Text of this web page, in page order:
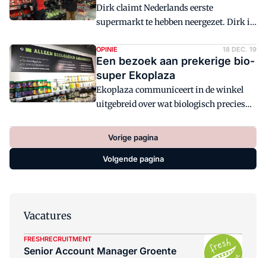
de nummer 4 van Duitsland en de
nummer 8 van de wereld.
Dirk claimt Nederlands eerste
supermarkt te hebben neergezet. Dirk is
als je '30 Seconds' speelt: roep gewoon
'Supermarkt met rode tas'. Probeer dat
maar eens met willekeurig welke andere
supermarkt; een marketingklassieker.
OPINIE 18 DEC. 19
Een bezoek aan prekerige bio-
super Ekoplaza
Ekoplaza communiceert in de winkel
uitgebreid over wat biologisch precies
overbodig en ziet liever dat Ekoplaza
meer aandacht besteedt aan smaak,
houdbaarheid of versheid.
Vorige pagina
Volgende pagina
Vacatures
FRESHRECRUITMENT
Senior Account Manager Groente